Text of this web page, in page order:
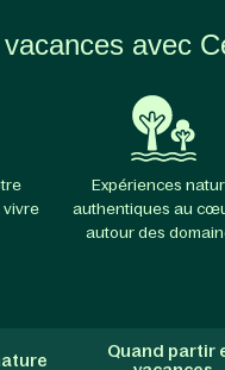
avec
vivre
Expériences
authentiques au
autour des
Quand partir